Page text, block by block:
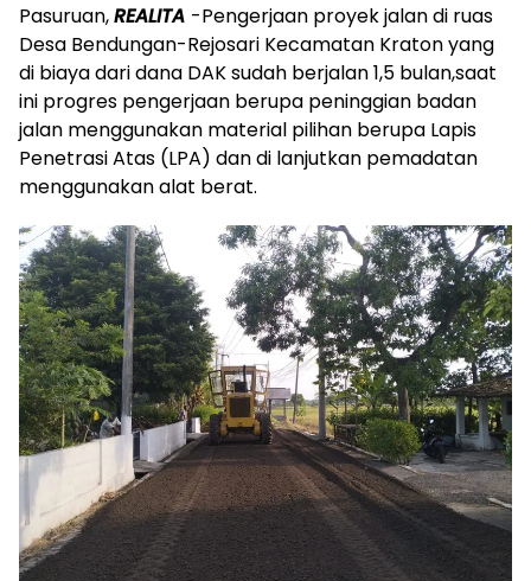
Pasuruan,REALITA -Pengerjaan proyek jalan di ruas
Desa Bendungan-Rejosari Kecamatan Kraton yang
di biaya dari dana DAK sudah berjalan 1,5 bulan,saat
ini progres pengerjaan berupa peninggian badan
jalan menggunakan material pilihan berupa Lapis
Penetrasi Atas (LPA) dan di lanjutkan pemadatan
menggunakan alat berat.